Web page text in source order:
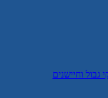
גבול וחיישנים